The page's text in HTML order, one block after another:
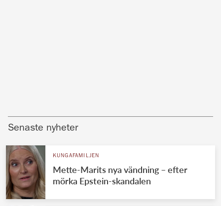
Senaste nyheter
KUNGAFAMILJEN
Mette-Marits nya vändning – efter
mörka Epstein-skandalen